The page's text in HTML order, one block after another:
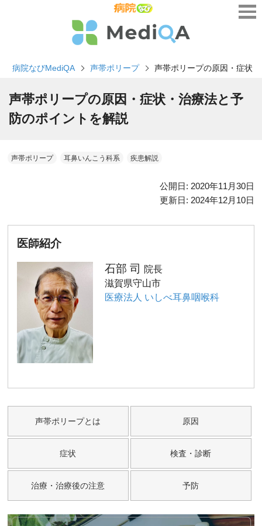
病院なびMediQA 声帯ポリープ 声帯ポリープの原因・症状
声帯ポリープの原因・症状・治療法と予
防のポイントを解説
声帯ポリープ 耳鼻いんこう科系 疾患解説
公開日: 2020年11月30日
更新日: 2024年12月10日
医師紹介
石部 司 院長
滋賀県守山市
医療法人 いしべ耳鼻咽喉科
声帯ポリープとは 原因
症状 検査・診断
治療・治療後の注意 予防